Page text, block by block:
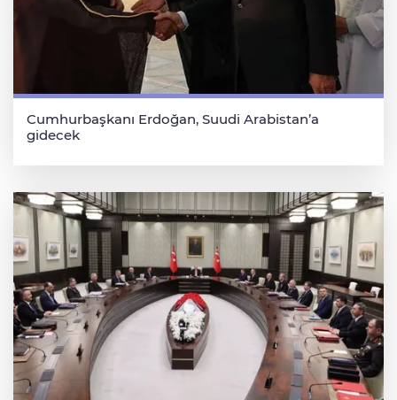
Cumhurbaşkanı Erdoğan, Suudi Arabistan’a
gidecek